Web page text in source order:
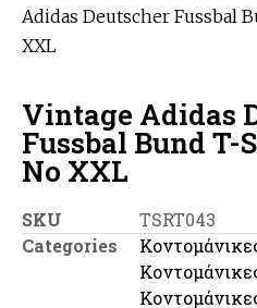
Adidas Deutscher Fussbal
XXL
Vintage Adidas
Fussbal Bund
No XXL
SKU
TSRT043
Categories